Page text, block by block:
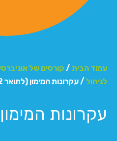
עמוד הבית / קורסים של
לניהול / עקרונות המימון (לתואר 2)
עקרונות המימון